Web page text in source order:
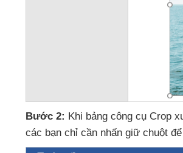
Bước 2: Khi bảng công cụ Crop
các bạn chỉ cần nhấn giữ chuột